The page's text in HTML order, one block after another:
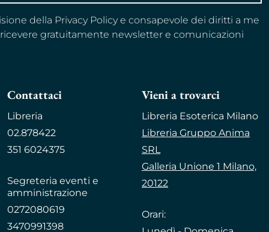
della Privacy Policy e consapevole dei diritti a me
gratuitamente newsletter e comunicazioni
Contattaci
Libreria
02.878422
351 6024375
Segreteria eventi e
amministrazione
0272080619
3470991398
Vieni a trovarci
Libreria Esoterica Milano
Libreria Gruppo Anima
SRL
Galleria Unione 1 Milano,
20122
Orari: